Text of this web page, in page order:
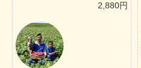
2,880円